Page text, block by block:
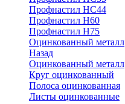
Профнастил НС44
Профнастил Н60
Профнастил Н75
Оцинкованный металл
Назад
Оцинкованный металл
Круг оцинкованный
Полоса оцинкованная
Листы оцинкованные